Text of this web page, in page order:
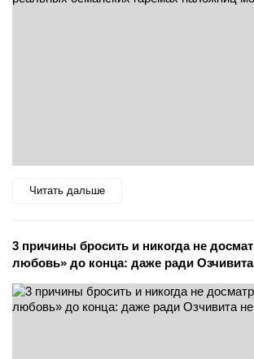
Читать дальше
3 причины бросить и никогда не
любовь» до конца: даже ради Озчивита